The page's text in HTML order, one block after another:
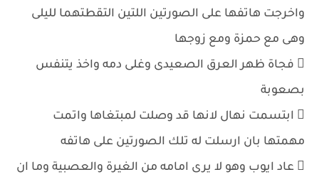
واخرجت هاتفها على الصورتين اللتين التقطتهما لليلى
وهى مع حمزة ومع زوجها
 فجاة ظهر العرق الصعيدى وغلى دمه واخذ يتنفس
بصعوبة
 ابتسمت نهال لانها قد وصلت لمبتغاها واتمت
مهمتها بان ارسلت له تلك الصورتين على هاتفه
 عاد ايوب وهو لا يرى امامه من الغيرة والعصبية وما ان